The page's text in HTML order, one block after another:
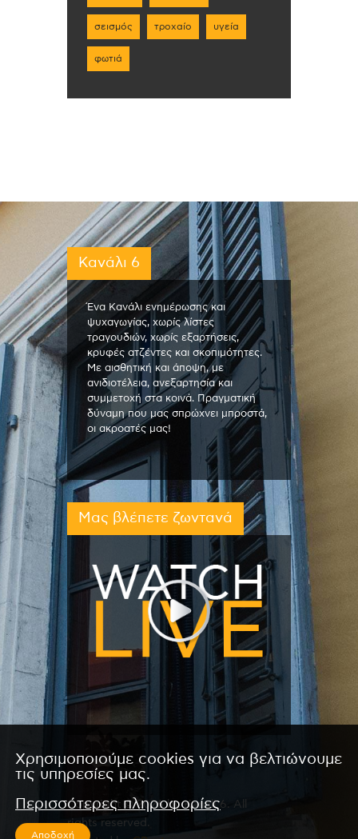
σεισμός τροχαίο υγεία
φωτιά
Κανάλι 6
Ένα Κανάλι ενημέρωσης και
ψυχαγωγίας, χωρίς λίστες
τραγουδιών, χωρίς εξαρτήσεις,
κρυφές ατζέντες και σκοπιμότητες.
Με αισθητική και άποψη, με
ανιδιοτέλεια, ανεξαρτησία και
συμμετοχή στα κοινά. Πραγματική
δύναμη που μας σπρώχνει μπροστά,
οι ακροατές μας!
Μας βλέπετε ζωντανά
Copyright © 2026 by Kanali 6. All
rights reserved.
Χρησιμοποιούμε cookies για να βελτιώνουμε
τις υπηρεσίες μας.
Περισσότερες πληροφορίες
Αποδοχή